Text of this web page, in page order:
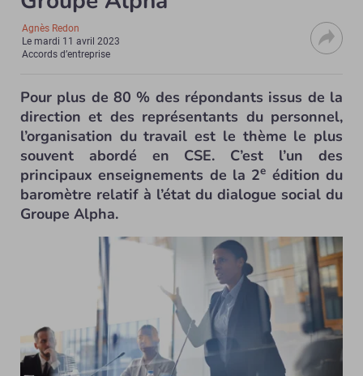
Agnès Redon
Lemardi 11 avril 2023
Accords d’entreprise
Pour plus de 80 % des répondants issus de la
direction et des représentants du personnel,
l’organisation du travail est le thème le plus
souvent abordé en CSE. C’est l’un des
principaux enseignements de la 2e édition du
baromètre relatif à l’état du dialogue social du
Groupe Alpha.